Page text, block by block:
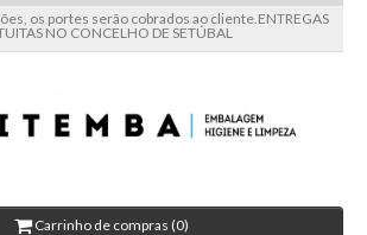
os portes serão cobrados ao cliente.ENTREGAS
NO CONCELHO DE SETÚBAL
Carrinho de compras (0)